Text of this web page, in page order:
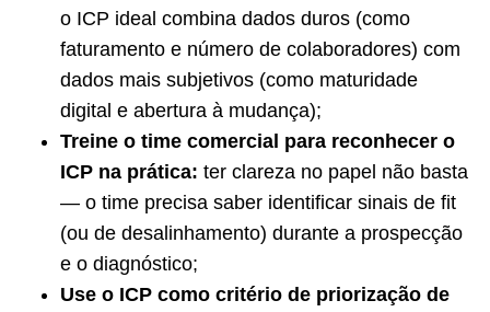
o ICP ideal combina dados duros (como
faturamento e número de colaboradores) com
dados mais subjetivos (como maturidade
digital e abertura à mudança);
Treine o time comercial para reconhecer o
ICP na prática: ter clareza no papel não basta
— o time precisa saber identificar sinais de fit
(ou de desalinhamento) durante a prospecção
e o diagnóstico;
Use o ICP como critério de priorização de